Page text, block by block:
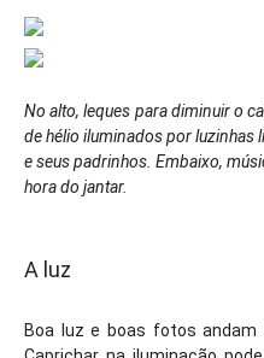
No alto, leques para diminuir o
de hélio iluminados por
e seus padrinhos. Embaixo, m
hora do jantar.
A luz
Boa luz e boas fotos andam